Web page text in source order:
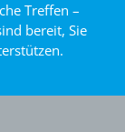
Treffen –
bereit, Sie